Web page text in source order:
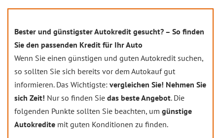
Bester und günstigster Autokredit gesucht? – So finden
Sie den passenden Kredit für Ihr Auto
Wenn Sie einen günstigen und guten Autokredit suchen,
so sollten Sie sich bereits vor dem Autokauf gut
informieren. Das Wichtigste: vergleichen Sie! Nehmen Sie
sich Zeit! Nur so finden Sie das beste Angebot. Die
folgenden Punkte sollten Sie beachten, um günstige
Autokredite mit guten Konditionen zu finden.